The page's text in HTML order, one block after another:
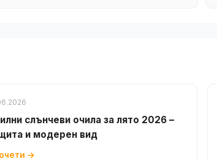
слънчеви очила за лято 2026 –
и модерен вид
→